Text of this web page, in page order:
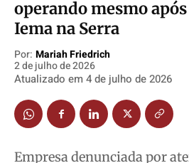
Política
TV Século
Educação
Política
TV Século
Educação
Política
TV Século
Educação
Política
TV Século
Educação
operando mesmo
Iema na Serra
Por: Mariah Friedrich
2 de julho de 2026
Atualizado em 4 de julho de 2026
Empresa denunciada por